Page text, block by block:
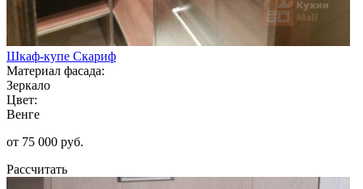
Шкаф-купе Скариф
Материал фасада:
Зеркало
Цвет:
Венге
от 75 000 руб.
Рассчитать